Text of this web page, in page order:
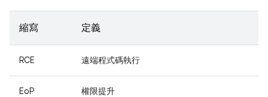
縮寫 定義
RCE 遠端程式碼執行
EoP 權限提升